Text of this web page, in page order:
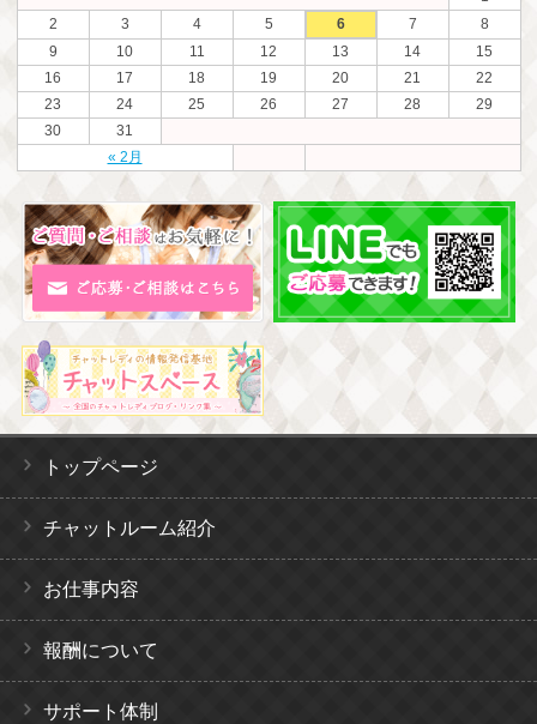
« 2月
2
3 4 5 6 7
8
9
10 11 12 13 14
15
16
17 18 19 20 21
22
23
24 25 26 27 28
29
30
31
トップページ
チャットルーム紹介
お仕事内容
報酬について
サポート体制